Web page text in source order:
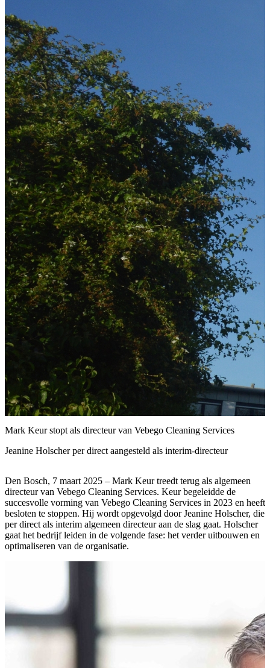
Mark Keur stopt als directeur van Vebego Cleaning Services
Jeanine Holscher per direct aangesteld als interim-directeur
Den Bosch, 7 maart 2025 – Mark Keur treedt terug als algemeen
directeur van Vebego Cleaning Services. Keur begeleidde de
succesvolle vorming van Vebego Cleaning Services in 2023 en heeft
besloten te stoppen. Hij wordt opgevolgd door Jeanine Holscher, die
per direct als interim algemeen directeur aan de slag gaat. Holscher
gaat het bedrijf leiden in de volgende fase: het verder uitbouwen en
optimaliseren van de organisatie.